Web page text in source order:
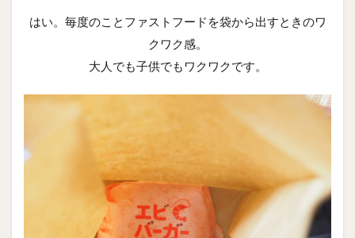
はい。毎度のことファストフードを袋から出すときのワ
クワク感。
大人でも子供でもワクワクです。